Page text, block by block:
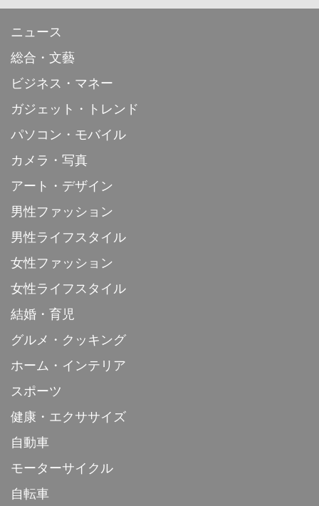
ニュース
総合・文藝
ビジネス・マネー
ガジェット・トレンド
パソコン・モバイル
カメラ・写真
アート・デザイン
男性ファッション
男性ライフスタイル
女性ファッション
女性ライフスタイル
結婚・育児
グルメ・クッキング
ホーム・インテリア
スポーツ
健康・エクササイズ
自動車
モーターサイクル
自転車